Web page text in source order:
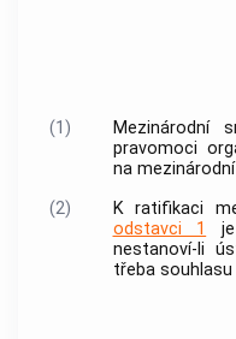
(1)
Mezinárodní
pravomoci
na
(2)
K ratifikaci
odstavci 1
je
nestanoví-li
třeba